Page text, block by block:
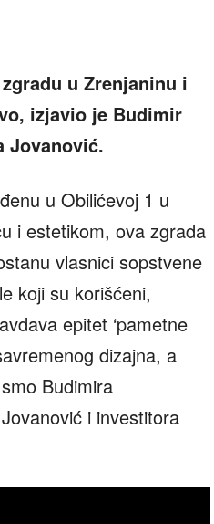
u Zrenjaninu i
izjavio je Budimir
Jovanović.
u Obilićevoj 1 u
i estetikom, ova zgrada
vlasnici sopstvene
koji su korišćeni,
epitet ‘pametne
dizajna, a
Budimira
i investitora